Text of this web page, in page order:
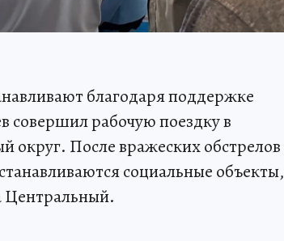
благодаря поддержке
совершил рабочую поездку в
После вражеских обстрелов
социальные объекты,
Центральный.